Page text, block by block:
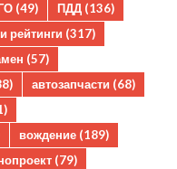
(49) ПДД (136)
рейтинги (317)
(57)
автозапчасти (68)
вождение (189)
(79)